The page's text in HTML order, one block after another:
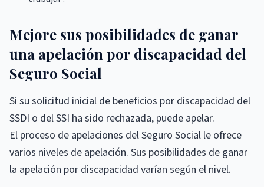
Mejore sus posibilidades de ganar
una apelación por discapacidad del
Seguro Social
Si su solicitud inicial de beneficios por discapacidad del
SSDI o del SSI ha sido rechazada, puede apelar.
El proceso de apelaciones del Seguro Social le ofrece
varios niveles de apelación. Sus posibilidades de ganar
la apelación por discapacidad varían según el nivel.